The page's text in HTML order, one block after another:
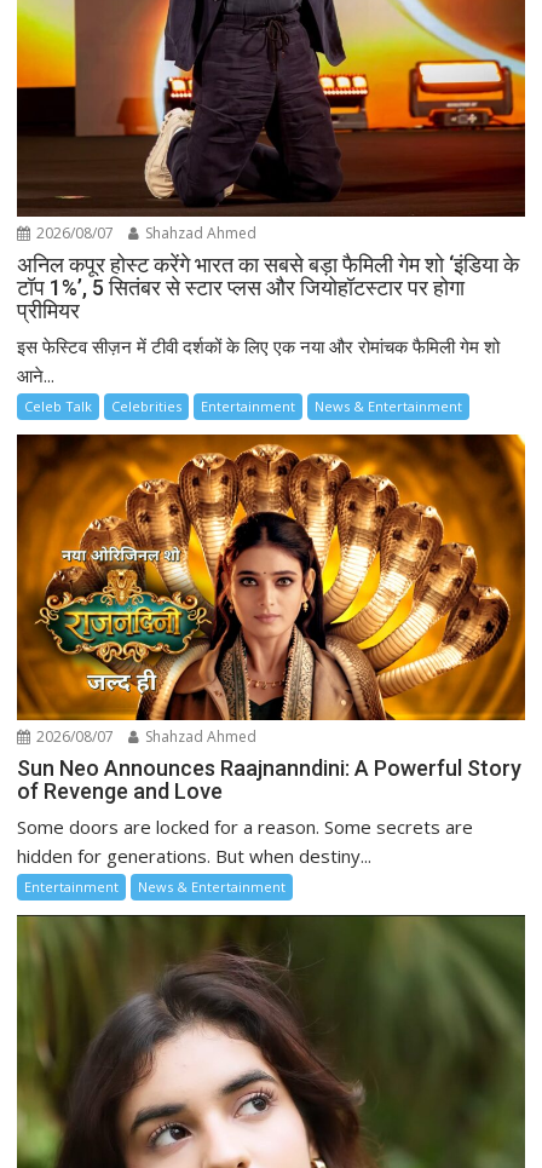
2026/08/07 Shahzad Ahmed
अनिल कपूर होस्ट करेंगे भारत का सबसे बड़ा फैमिली गेम शो ‘इंडिया के
टॉप 1%’, 5 सितंबर से स्टार प्लस और जियोहॉटस्टार पर होगा
प्रीमियर
इस फेस्टिव सीज़न में टीवी दर्शकों के लिए एक नया और रोमांचक फैमिली गेम शो
आने...
Celeb Talk Celebrities Entertainment News & Entertainment
2026/08/07 Shahzad Ahmed
Sun Neo Announces Raajnanndini: A Powerful Story
of Revenge and Love
Some doors are locked for a reason. Some secrets are
hidden for generations. But when destiny...
Entertainment News & Entertainment